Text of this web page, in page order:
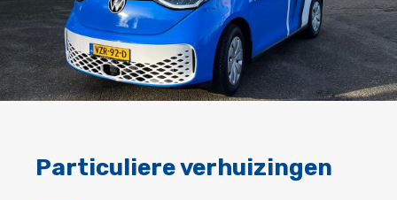
Particuliere verhuizingen